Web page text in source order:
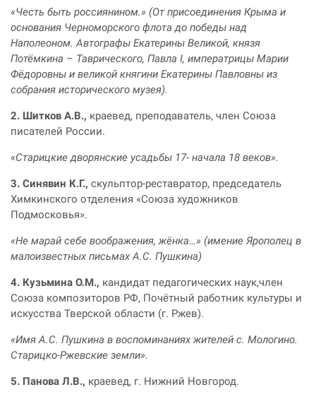
«Честь быть россиянином.» (От присоединения Крыма и
основания Черноморского флота до победы над
Наполеоном. Автографы Екатерины Великой, князя
Потёмкина – Таврического, Павла I, императрицы Марии
Фёдоровны и великой княгини Екатерины Павловны из
собрания исторического музея).
2. Шитков А.В., краевед, преподаватель, член Союза
писателей России.
«Старицкие дворянские усадьбы 17- начала 18 веков».
3. Синявин К.Г., скульптор-реставратор, председатель
Химкинского отделения «Союза художников
Подмосковья».
«Не марай себе воображения, жёнка…» (имение Ярополец в
малоизвестных письмах А.С. Пушкина)
4. Кузьмина О.М., кандидат педагогических наук,член
Союза композиторов РФ, Почётный работник культуры и
искусства Тверской области (г. Ржев).
«Имя А.С. Пушкина в воспоминаниях жителей с. Мологино.
Старицко-Ржевские земли».
5. Панова Л.В., краевед, г. Нижний Новгород.